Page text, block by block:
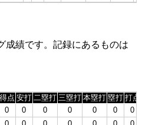
成績です。記録にあるものは
得点 安打 二塁打 三塁打 本塁打 塁打 打点
0 0 0 0 0 0
0